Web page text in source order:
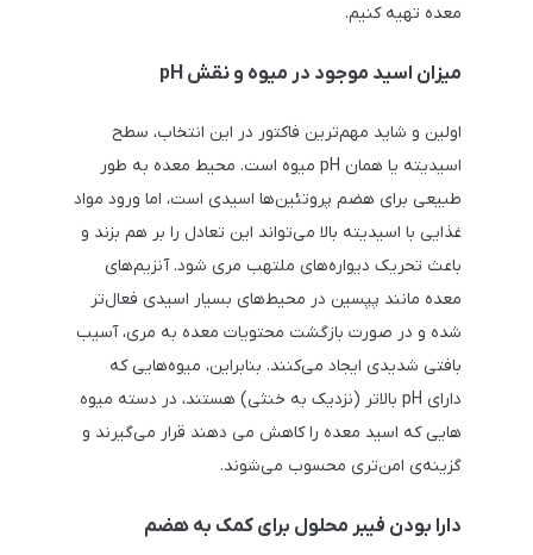
معده تهیه کنیم.
میزان اسید موجود در میوه و نقش pH
اولین و شاید مهم‌ترین فاکتور در این انتخاب، سطح
اسیدیته یا همان pH میوه است. محیط معده به طور
طبیعی برای هضم پروتئین‌ها اسیدی است، اما ورود مواد
غذایی با اسیدیته بالا می‌تواند این تعادل را بر هم بزند و
باعث تحریک دیواره‌های ملتهب مری شود. آنزیم‌های
معده مانند پپسین در محیط‌های بسیار اسیدی فعال‌تر
شده و در صورت بازگشت محتویات معده به مری، آسیب
بافتی شدیدی ایجاد می‌کنند. بنابراین، میوه‌هایی که
دارای pH بالاتر (نزدیک به خنثی) هستند، در دسته میوه
هایی که اسید معده را کاهش می دهند قرار می‌گیرند و
گزینه‌ی امن‌تری محسوب می‌شوند.
دارا بودن فیبر محلول برای کمک به هضم